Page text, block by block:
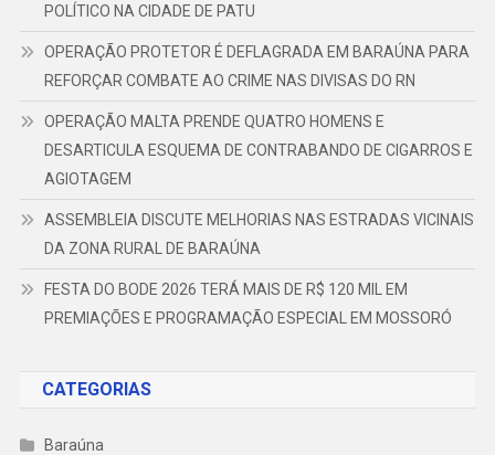
POLÍTICO NA CIDADE DE PATU
OPERAÇÃO PROTETOR É DEFLAGRADA EM BARAÚNA PARA
REFORÇAR COMBATE AO CRIME NAS DIVISAS DO RN
OPERAÇÃO MALTA PRENDE QUATRO HOMENS E
DESARTICULA ESQUEMA DE CONTRABANDO DE CIGARROS E
AGIOTAGEM
ASSEMBLEIA DISCUTE MELHORIAS NAS ESTRADAS VICINAIS
DA ZONA RURAL DE BARAÚNA
FESTA DO BODE 2026 TERÁ MAIS DE R$ 120 MIL EM
PREMIAÇÕES E PROGRAMAÇÃO ESPECIAL EM MOSSORÓ
CATEGORIAS
Baraúna